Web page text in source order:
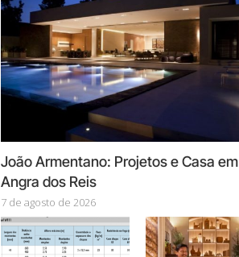
João Armentano: Projetos e Casa em
Angra dos Reis
7 de agosto de 2026